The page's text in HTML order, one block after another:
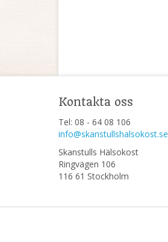
Kontakta oss
Tel: 08 - 64 08 106
info@skanstullshalsokost.se
Skanstulls Hälsokost
Ringvägen 106
116 61 Stockholm